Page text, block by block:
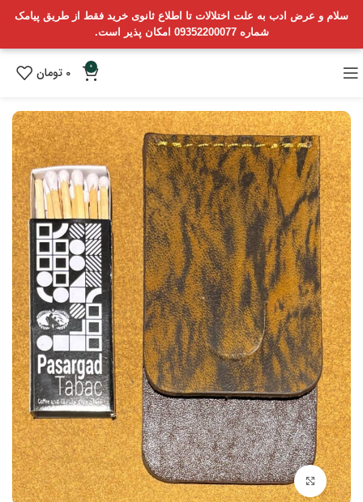
سلام و عرض ادب به علت اختلالات تا اطلاع ثانوی خرید فقط از طریق پیامک
شماره 09352200077 امکان پذیر است.
0
0 تومان
بزرگنمایی تصویر